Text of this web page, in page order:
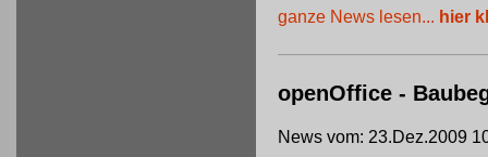
ganze News lesen... hier
openOffice -
News vom: 23.Dez.2009